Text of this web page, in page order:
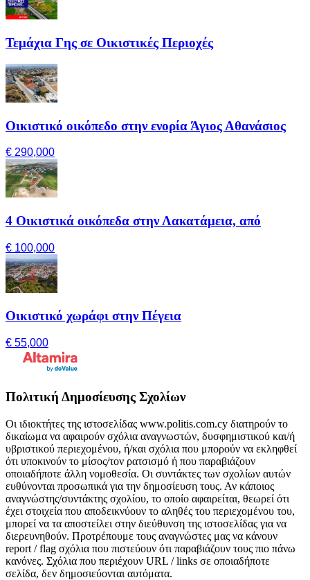
Τεμάχια Γης σε Οικιστικές Περιοχές
Οικιστικό οικόπεδο στην ενορία Άγιος Αθανάσιος
€ 290,000
4 Οικιστικά οικόπεδα στην Λακατάμεια, από
€ 100,000
Οικιστικό χωράφι στην Πέγεια
€ 55,000
Πολιτική Δημοσίευσης Σχολίων
Οι ιδιοκτήτες της ιστοσελίδας www.politis.com.cy διατηρούν το
δικαίωμα να αφαιρούν σχόλια αναγνωστών, δυσφημιστικού και/ή
υβριστικού περιεχομένου, ή/και σχόλια που μπορούν να εκληφθεί
ότι υποκινούν το μίσος/τον ρατσισμό ή που παραβιάζουν
οποιαδήποτε άλλη νομοθεσία. Οι συντάκτες των σχολίων αυτών
ευθύνονται προσωπικά για την δημοσίευση τους. Αν κάποιος
αναγνώστης/συντάκτης σχολίου, το οποίο αφαιρείται, θεωρεί ότι
έχει στοιχεία που αποδεικνύουν το αληθές του περιεχομένου του,
μπορεί να τα αποστείλει στην διεύθυνση της ιστοσελίδας για να
διερευνηθούν. Προτρέπουμε τους αναγνώστες μας να κάνουν
report / flag σχόλια που πιστεύουν ότι παραβιάζουν τους πιο πάνω
κανόνες. Σχόλια που περιέχουν URL / links σε οποιαδήποτε
σελίδα, δεν δημοσιεύονται αυτόματα.